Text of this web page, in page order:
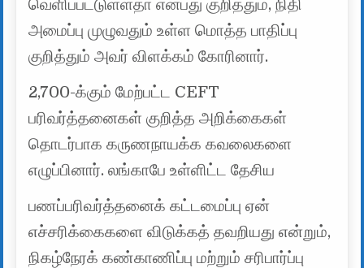
வெளிப்பட்டுள்ளதா என்பது குறித்தும், நிதி
அமைப்பு முழுவதும் உள்ள மொத்த பாதிப்பு
குறித்தும் அவர் விளக்கம் கோரினார்.
2,700-க்கும் மேற்பட்ட CEFT
பரிவர்த்தனைகள் குறித்த அறிக்கைகள்
தொடர்பாக கருணநாயக்க கவலைகளை
எழுப்பினார். லங்காபே உள்ளிட்ட தேசிய
பணப்பரிவர்த்தனைக் கட்டமைப்பு ஏன்
எச்சரிக்கைகளை விடுக்கத் தவறியது என்றும்,
நிகழ்நேரக் கண்காணிப்பு மற்றும் சரிபார்ப்பு